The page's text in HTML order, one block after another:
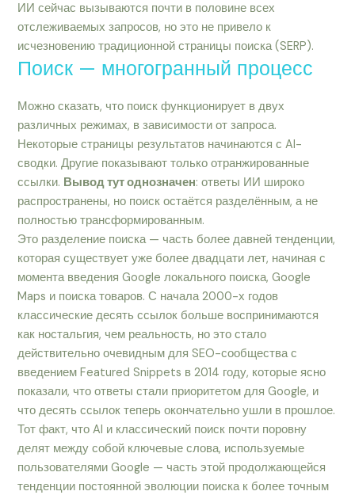
ИИ сейчас вызываются почти в половине всех
отслеживаемых запросов, но это не привело к
исчезновению традиционной страницы поиска (SERP).
Поиск — многогранный процесс
Можно сказать, что поиск функционирует в двух
различных режимах, в зависимости от запроса.
Некоторые страницы результатов начинаются с AI-
сводки. Другие показывают только отранжированные
ссылки. Вывод тут однозначен: ответы ИИ широко
распространены, но поиск остаётся разделённым, а не
полностью трансформированным.
Это разделение поиска — часть более давней тенденции,
которая существует уже более двадцати лет, начиная с
момента введения Google локального поиска, Google
Maps и поиска товаров. С начала 2000-х годов
классические десять ссылок больше воспринимаются
как ностальгия, чем реальность, но это стало
действительно очевидным для SEO-сообщества с
введением Featured Snippets в 2014 году, которые ясно
показали, что ответы стали приоритетом для Google, и
что десять ссылок теперь окончательно ушли в прошлое.
Тот факт, что AI и классический поиск почти поровну
делят между собой ключевые слова, используемые
пользователями Google — часть этой продолжающейся
тенденции постоянной эволюции поиска к более точным